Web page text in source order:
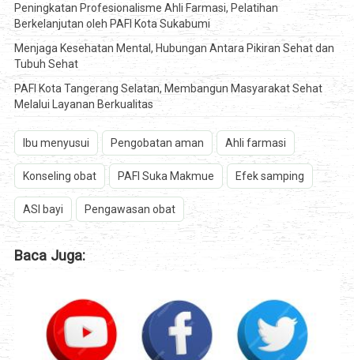
Peningkatan Profesionalisme Ahli Farmasi, Pelatihan
Berkelanjutan oleh PAFI Kota Sukabumi
Menjaga Kesehatan Mental, Hubungan Antara Pikiran Sehat dan
Tubuh Sehat
PAFI Kota Tangerang Selatan, Membangun Masyarakat Sehat
Melalui Layanan Berkualitas
Ibu menyusui Pengobatan aman Ahli farmasi
Konseling obat PAFI Suka Makmue Efek samping
ASI bayi Pengawasan obat
Baca Juga: